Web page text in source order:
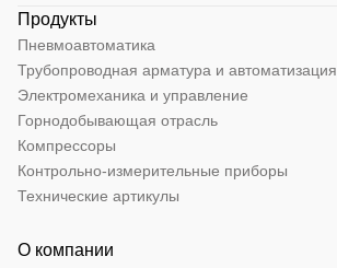
Продукты
Пневмоавтоматика
Трубопроводная арматура и автоматизация
Электромеханика и управление
Горнодобывающая отрасль
Компрессоры
Контрольно-измерительные приборы
Технические артикулы
О компании